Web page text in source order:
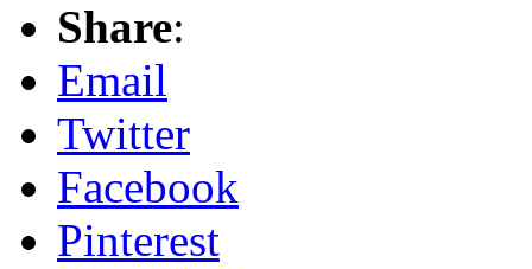
Share:
Email
Twitter
Facebook
Pinterest